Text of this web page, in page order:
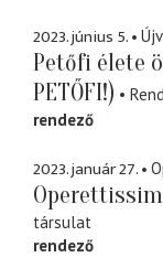
2023. június 5.
Petőfi élete
PETŐFI!)
rendező
2023. január 27.
társulat
rendező